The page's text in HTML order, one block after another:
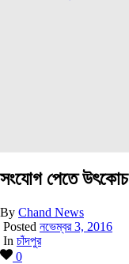
সংযোগ পেতে উৎকোচ
By Chand News
Posted নভেম্বর 3, 2016
In চাঁদপুর
0